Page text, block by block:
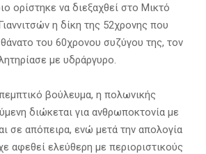
ορίστηκε να διεξαχθεί στο Μικτό
η δίκη της 52χρονης που
θάνατο του 60χρονου συζύγου της, τον
με υδράργυρο.
βούλευμα, η πολωνικής
διώκεται για ανθρωποκτονία με
σε απόπειρα, ενώ μετά την απολογία
αφεθεί ελεύθερη με περιοριστικούς